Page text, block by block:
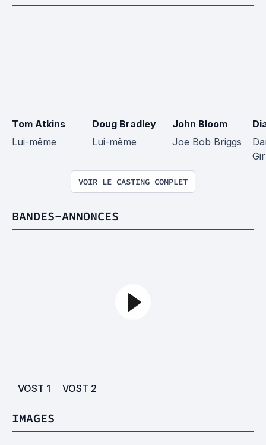
Tom Atkins
Lui-même
Doug Bradley
Lui-même
John Bloom
Joe Bob Briggs
VOIR LE CASTING COMPLET
BANDES-ANNONCES
VOST 1 VOST 2
IMAGES